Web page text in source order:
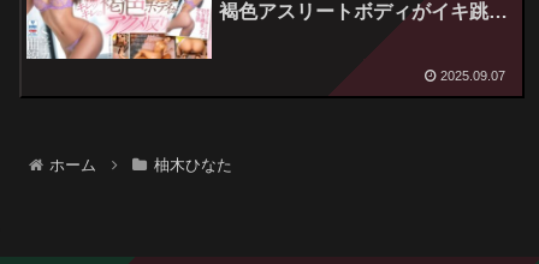
褐色アスリートボディがイキ跳ね
る大痙攣！大絶叫！追撃ピストン
FUCK 柚木ひなた
2025.09.07
ホーム 柚木ひなた